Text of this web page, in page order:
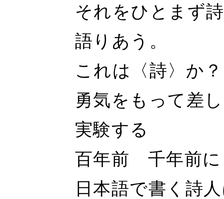
それをひとまず
語りあう。
これは〈詩〉か
勇気をもって差
実験する
百年前 千年前に
日本語で書く詩